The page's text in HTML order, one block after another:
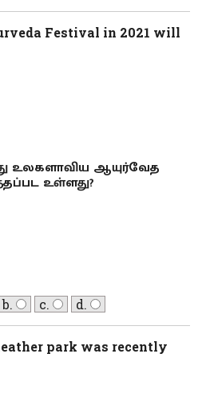
Festival in 2021 will
உலகளாவிய ஆயுர்வேத
உள்ளது?
b. c. d.
park was recently